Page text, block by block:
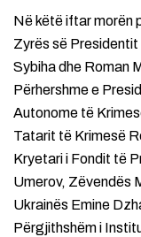
Në këtë iftar morën
Zyrës së
Sybiha dhe Roman
Përhershme e
Autonome të
Tatarit të Krimesë
Kryetari i Fondit të
Umerov, Zëvendës
Ukrainës Emine
Përgjithshëm i